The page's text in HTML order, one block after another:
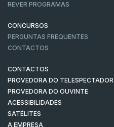
REVER PROGRAMAS
CONCURSOS
PERGUNTAS FREQUENTES
CONTACTOS
CONTACTOS
PROVEDORA DO TELESPECTADOR
PROVEDORA DO OUVINTE
ACESSIBILIDADES
SATÉLITES
A EMPRESA